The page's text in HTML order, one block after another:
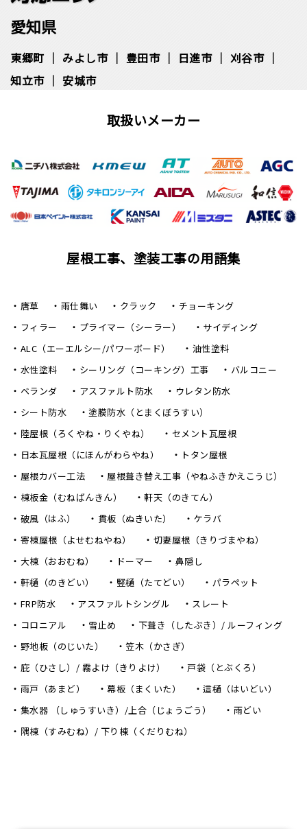
愛知県
東郷町 みよし市 豊田市 日進市
刈谷市
知立市
安城市
取扱いメーカー
屋根工事、塗装工事の用語集
唐草 雨仕舞い クラック
チョーキング
フィラー
プライマー（シーラー）
サイディング
ALC（エーエルシー/パワーボード）
油性塗料
水性塗料
シーリング（コーキング）工事
バルコニー
ベランダ
アスファルト防水
ウレタン防水
シート防水
塗膜防水（とまくぼうすい）
陸屋根（ろくやね・りくやね）
セメント瓦屋根
日本瓦屋根（にほんがわらやね）
トタン屋根
屋根カバー工法
屋根葺き替え工事（やねふきかえこうじ）
棟板金（むねばんきん）
軒天（のきてん）
破風（はふ）
貫板（ぬきいた）
ケラバ
寄棟屋根（よせむねやね）
切妻屋根（きりづまやね）
大棟（おおむね）
ドーマー
鼻隠し
軒樋（のきどい）
竪樋（たてどい）
パラペット
FRP防水
アスファルトシングル
スレート
コロニアル
雪止め
下葺き（したぶき）/ ルーフィング
野地板（のじいた）
笠木（かさぎ）
庇（ひさし）/ 霧よけ（きりよけ）
戸袋（とぶくろ）
雨戸（あまど）
幕板（まくいた）
這樋（はいどい）
集水器 （しゅうすいき）/上合（じょうごう）
雨どい
隅棟（すみむね）/ 下り棟（くだりむね）